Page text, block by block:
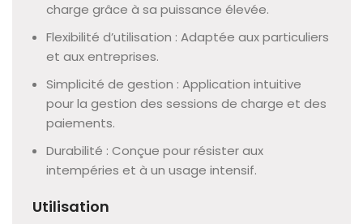
charge grâce à sa puissance élevée.
Flexibilité d’utilisation : Adaptée aux particuliers
et aux entreprises.
Simplicité de gestion : Application intuitive
pour la gestion des sessions de charge et des
paiements.
Durabilité : Conçue pour résister aux
intempéries et à un usage intensif.
Utilisation